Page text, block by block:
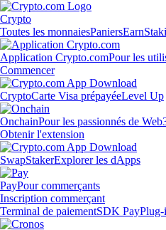
Crypto
Toutes les monnaiesPaniersEarn
Application Crypto.comPour les
Commencer
CryptoCarte Visa prépayéeLevel Up
OnchainPour les passionnés de
Obtenir l'extension
SwapStakerExplorer les dApps
PayPour commerçants
Inscription commerçant
Terminal de paiementSDK PayPlug-